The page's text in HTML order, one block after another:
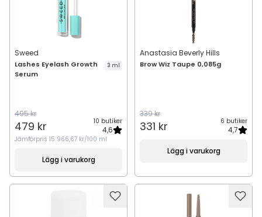
Sweed
Lashes Eyelash Growth
Serum
3 ml
495 kr
479 kr 10 butiker
4,6
Jämförpris 15 966,67 kr/100 ml
Lägg i varukorg
Anastasia Beverly Hills
Brow Wiz Taupe 0,085g
339 kr
331 kr 6 butiker
4,7
Lägg i varukorg